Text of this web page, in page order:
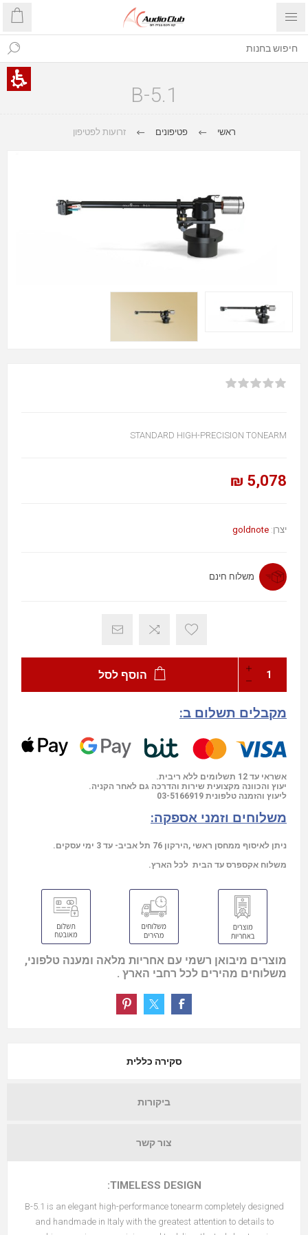
B-5.1
ראשי פטיפונים זרועות לפטיפון
STANDARD HIGH-PRECISION TONEARM
5,078 ₪
יצרן: goldnote
משלוח חינם
הוסף לסל
מקבלים תשלום ב:
אשראי עד 12 תשלומים ללא ריבית.
יעוץ והכוונה מקצועית שירות והדרכה גם לאחר הקניה.
ליעוץ והזמנה טלפונית 03-5166919
משלוחים וזמני אספקה:
ניתן לאיסוף ממחסן ראשי ,הירקון 76 תל אביב- עד 3 ימי עסקים.
משלוח אקספרס עד הבית לכל הארץ.
מוצרים מיבואן רשמי עם אחריות מלאה ומענה טלפוני,
משלוחים מהירים לכל רחבי הארץ .
סקירה כללית
ביקורות
צור קשר
TIMELESS DESIGN:
B-5.1 is an elegant high-performance tonearm completely designed
and handmade in Italy with the greatest attention to details to